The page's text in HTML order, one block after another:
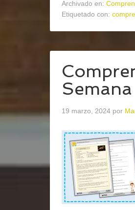
Archivado en:
Etiquetado con:
19 marzo, 2024 por